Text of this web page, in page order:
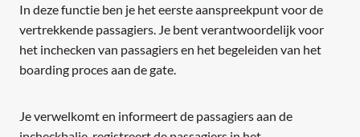
In deze functie ben je het eerste aanspreekpunt voor de
vertrekkende passagiers. Je bent verantwoordelijk voor
het inchecken van passagiers en het begeleiden van het
boarding proces aan de gate.
Je verwelkomt en informeert de passagiers aan de